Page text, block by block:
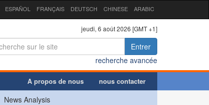
ESPAÑOL FRANÇAIS DEUTSCH CHINESE ARABIC
jeudi, 6 août 2026 [GMT +1]
Entrer
recherche avancée
A propos de nous nous contacter
News Analysis